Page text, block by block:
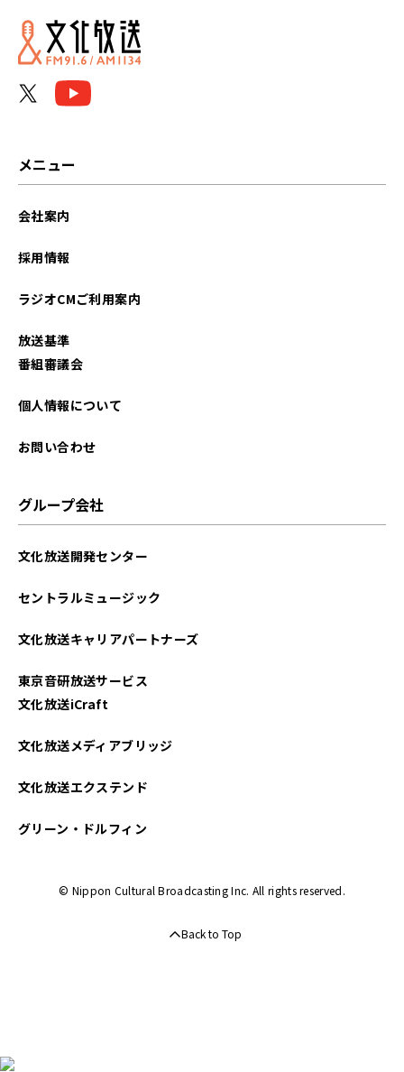
メニュー
会社案内
採用情報
ラジオCMご利用案内
放送基準
番組審議会
個人情報について
お問い合わせ
グループ会社
文化放送開発センター
セントラルミュージック
文化放送キャリアパートナーズ
東京音研放送サービス
文化放送iCraft
文化放送メディアブリッジ
文化放送エクステンド
グリーン・ドルフィン
© Nippon Cultural Broadcasting Inc. All rights reserved.
Back to Top